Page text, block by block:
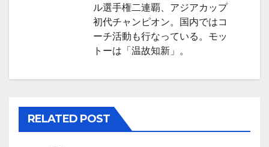
ル選手権二連覇、アジアカップ
初代チャンピオン。国内ではコ
ーチ活動も行なっている。モッ
トーは「温故知新」。
RELATED POST